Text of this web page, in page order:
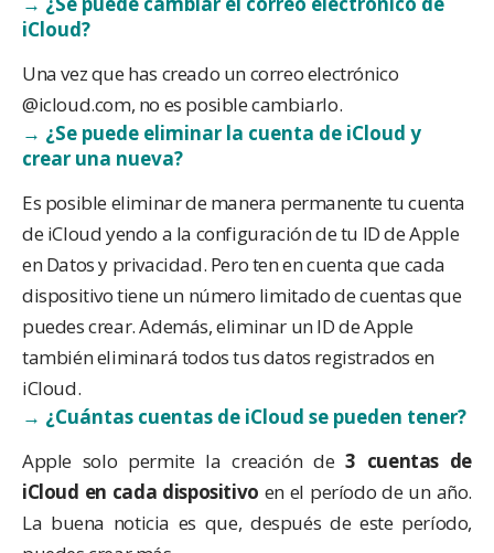
iCloud?
Una vez que has creado un correo electrónico
@icloud.com, no es posible cambiarlo.
→ ¿Se puede eliminar la cuenta de iCloud y
crear una nueva?
Es posible eliminar de manera permanente tu cuenta
de iCloud yendo a la configuración de tu ID de Apple
en Datos y privacidad. Pero ten en cuenta que cada
dispositivo tiene un número limitado de cuentas que
puedes crear. Además, eliminar un ID de Apple
también eliminará todos tus datos registrados en
iCloud.
→ ¿Cuántas cuentas de iCloud se pueden tener?
Apple solo permite la creación de3 cuentas de
iCloud en cada dispositivo en el período de un año.
La buena noticia es que, después de este período,